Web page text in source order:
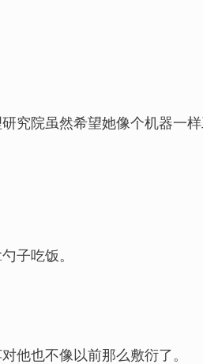
院虽然希望她像个机器一
子吃饭。
他也不像以前那么敷衍了。